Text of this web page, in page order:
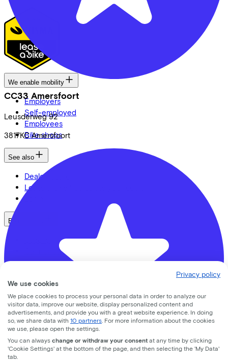
CC33 Amersfoort
Leusderweg 92
3817KC Amersfoort
We enable mobility
Employers
Self-employed
Employees
Bike shops
See also
Dealer locator
Lease a bike? Calculate your costs
Bike brands
Cannondale
Roetz
Kalkhoff
Urban Arrow
Veloretti
Van Raam
Cube
All brands
Privacy policy
We use cookies
We place cookies to process your personal data in order to analyze our
visitor data, improve our website, display personalized content and
advertisements, and provide you with a great website experience. In doing
so, we share data with 10 partners . For more information about the cookies
we use, please open the settings.
You can always change or withdraw your consent at any time by clicking
'Cookie Settings' at the bottom of the page, and then selecting the 'My Data'
tab.